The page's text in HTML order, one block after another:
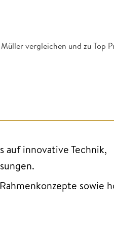
vergleichen und zu Top
innovative Technik,
sowie